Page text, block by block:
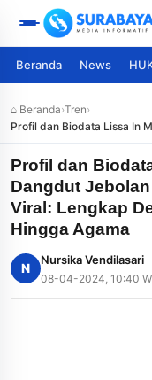
Beranda News
⌂ Beranda›Tren›
Profil dan Biodata Lissa In
Popular yang Lagi Viral:
Agama
Profil dan
Dangdut
Viral: Lengkap
Hingga Agama
N
Nursika Vendilasari
08-04-2024, 10:40